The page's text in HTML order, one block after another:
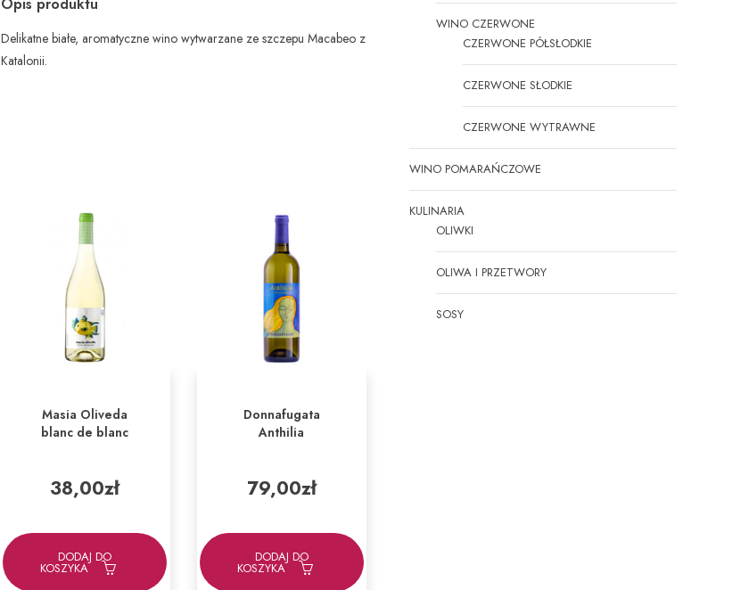
Delikatne białe, aromatyczne wino wytwarzane ze szczepu Macabeo z
Katalonii.
Masia Oliveda
blanc de blanc
38,00zł
DODAJ DO
KOSZYKA
Donnafugata
Anthilia
79,00zł
DODAJ DO
KOSZYKA
WINO CZERWONE
CZERWONE PÓŁSŁODKIE
CZERWONE SŁODKIE
CZERWONE WYTRAWNE
WINO POMARAŃCZOWE
KULINARIA
OLIWKI
OLIWA I PRZETWORY
SOSY